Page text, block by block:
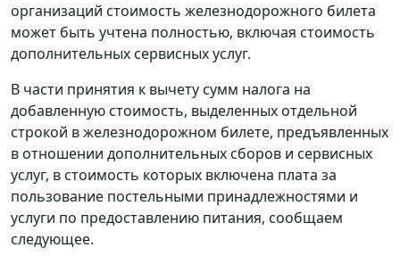
организаций стоимость железнодорожного билета
может быть учтена полностью, включая стоимость
дополнительных сервисных услуг.
В части принятия к вычету сумм налога на
добавленную стоимость, выделенных отдельной
строкой в железнодорожном билете, предъявленных
в отношении дополнительных сборов и сервисных
услуг, в стоимость которых включена плата за
пользование постельными принадлежностями и
услуги по предоставлению питания, сообщаем
следующее.